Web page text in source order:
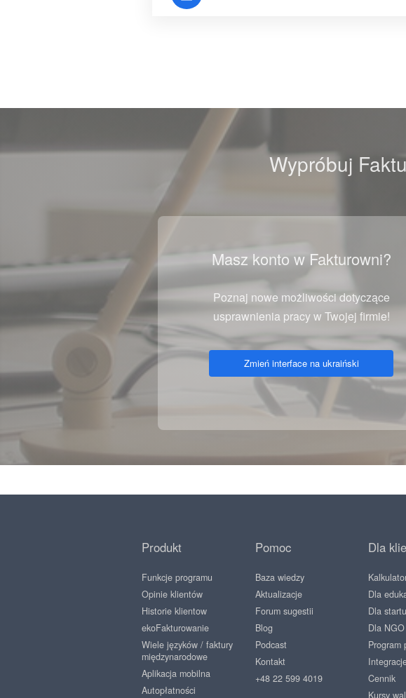
Wypróbuj
Masz konto w Fakturowni?
Poznaj nowe możliwości dotyczące
usprawnienia pracy w Twojej firmie!
Zmień interface na ukraiński
Produkt
Funkcje programu
Opinie klientów
Historie klientow
ekoFakturowanie
Wiele języków / faktury
międzynarodowe
Aplikacja mobilna
Autopłatności
Pomoc
Baza wiedzy
Aktualizacje
Forum sugestii
Blog
Podcast
Kontakt
+48 22 599 4019
Dla
Dla
Dla
Dla NGO
Program
Cennik
Kursy